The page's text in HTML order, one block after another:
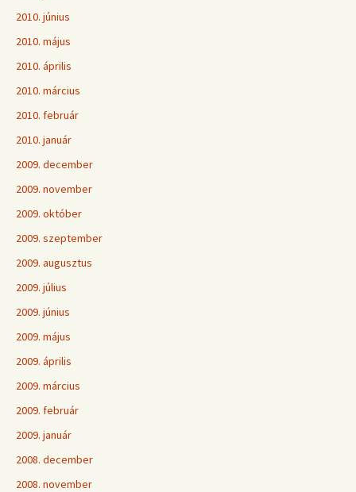
2010. június
2010. május
2010. április
2010. március
2010. február
2010. január
2009. december
2009. november
2009. október
2009. szeptember
2009. augusztus
2009. július
2009. június
2009. május
2009. április
2009. március
2009. február
2009. január
2008. december
2008. november